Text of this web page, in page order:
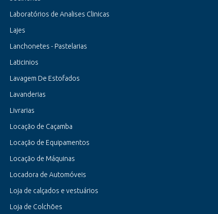
Laboratórios de Analises Clinicas
Lajes
Lanchonetes - Pastelarias
Laticinios
Lavagem De Estofados
Lavanderias
Livrarias
Locação de Caçamba
Locação de Equipamentos
Locação de Máquinas
Locadora de Automóveis
Loja de calçados e vestuários
Loja de Colchões